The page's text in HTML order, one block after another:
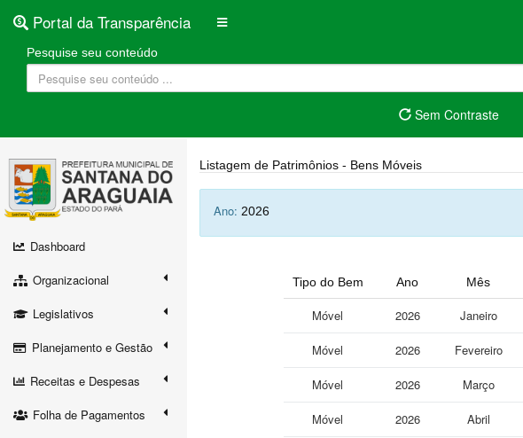
Portal da Transparência
Pesquise seu conteúdo
Sem Contraste
Dashboard
Organizacional
Legislativos
Planejamento e Gestão
Receitas e Despesas
Folha de Pagamentos
Listagem de Patrimônios - Bens Móveis
Ano: 2026
Tipo do Bem Ano Mês
Móvel 2026 Janeiro
Móvel 2026 Fevereiro
Móvel 2026 Março
Móvel 2026 Abril